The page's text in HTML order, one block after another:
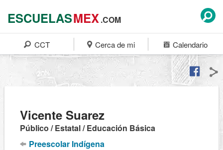
ESCUELASMEX.COM
CCT Cerca de mi Calendario
Vicente Suarez
Público / Estatal / Educación Básica
Preescolar Indígena